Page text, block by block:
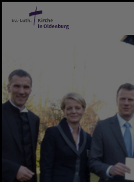
Zum Hauptinhalt springen